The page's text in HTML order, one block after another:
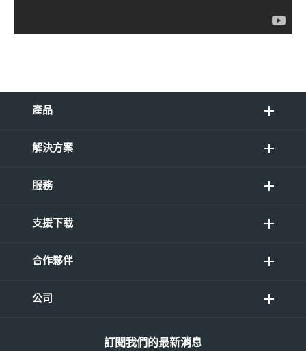
產品
解決方案
服務
支援下载
合作夥伴
公司
訂閱我們的最新消息